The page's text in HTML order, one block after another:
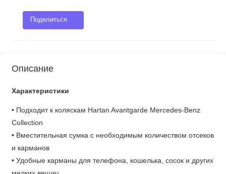
Поделиться
Описание
Характеристики
• Подходит к коляскам Hartan Avantgarde Mercedes-Benz
Collection
• Вместительная сумка с необходимым количеством отсеков
и карманов
• Удобные карманы для телефона, кошелька, сосок и других